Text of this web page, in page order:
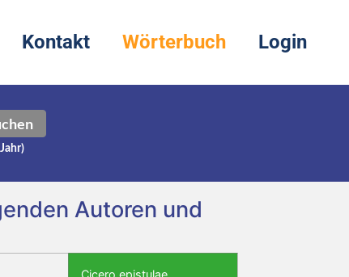
Kontakt Wörterbuch Login
Autoren und
Cicero epistulae